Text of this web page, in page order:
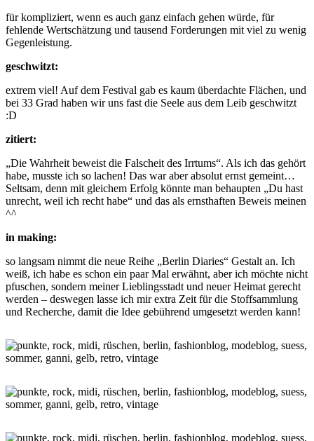
für kompliziert, wenn es auch ganz einfach gehen würde, für
fehlende Wertschätzung und tausend Forderungen mit viel zu wenig
Gegenleistung.
geschwitzt:
extrem viel! Auf dem Festival gab es kaum überdachte Flächen, und
bei 33 Grad haben wir uns fast die Seele aus dem Leib geschwitzt
:D
zitiert:
„Die Wahrheit beweist die Falscheit des Irrtums“. Als ich das gehört
habe, musste ich so lachen! Das war aber absolut ernst gemeint…
Seltsam, denn mit gleichem Erfolg könnte man behaupten „Du hast
unrecht, weil ich recht habe“ und das als ernsthaften Beweis meinen
^^
in making:
so langsam nimmt die neue Reihe „Berlin Diaries“ Gestalt an. Ich
weiß, ich habe es schon ein paar Mal erwähnt, aber ich möchte nicht
pfuschen, sondern meiner Lieblingsstadt und neuer Heimat gerecht
werden – deswegen lasse ich mir extra Zeit für die Stoffsammlung
und Recherche, damit die Idee gebührend umgesetzt werden kann!